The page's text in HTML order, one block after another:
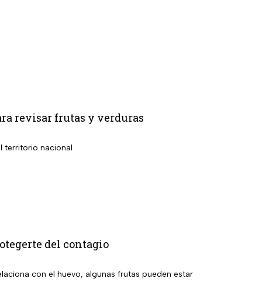
revisar frutas y verduras
territorio nacional
del contagio
con el huevo, algunas frutas pueden estar